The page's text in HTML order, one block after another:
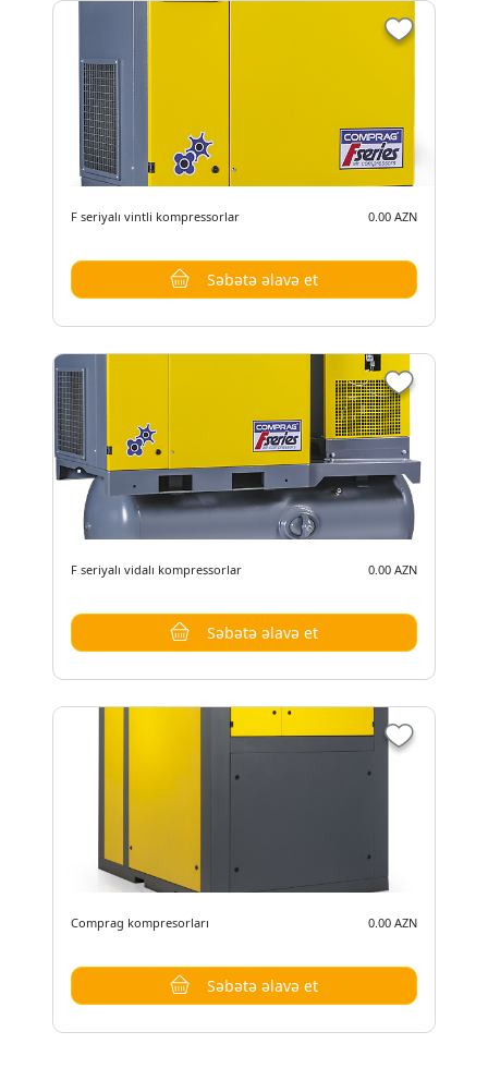
F seriyalı vintli kompressorlar 0.00 AZN
Səbətə əlavə et
F seriyalı vidalı kompressorlar 0.00 AZN
Səbətə əlavə et
Comprag kompresorları 0.00 AZN
Səbətə əlavə et